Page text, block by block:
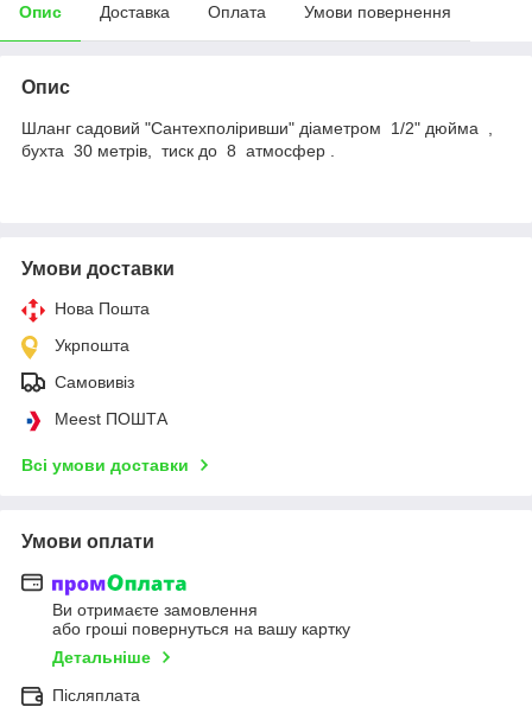
Опис Доставка Оплата Умови повернення
Опис
Шланг садовий "Сантехполіривши" діаметром 1/2" дюйма ,
бухта 30 метрів, тиск до 8 атмосфер .
Умови доставки
Нова Пошта
Укрпошта
Самовивіз
Meest ПОШТА
Всі умови доставки
Умови оплати
Ви отримаєте замовлення
або гроші повернуться на вашу картку
Детальніше
Післяплата